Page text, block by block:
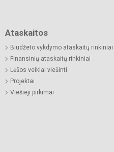
Ataskaitos
Biudžeto vykdymo ataskaitų rinkiniai
Finansinių ataskaitų rinkiniai
Lėšos veiklai viešinti
Projektai
Viešieji pirkimai